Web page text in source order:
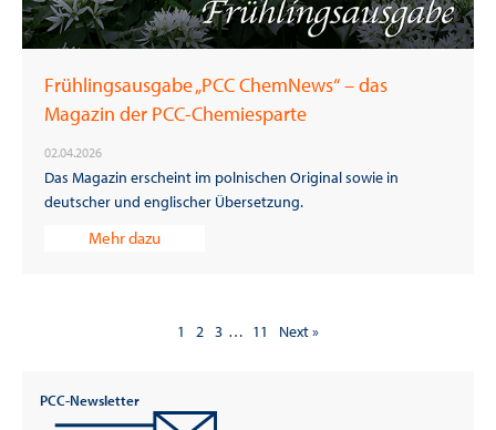
Frühlingsausgabe „PCC ChemNews“ – das
Magazin der PCC-Chemiesparte
02.04.2026
Das Magazin erscheint im polnischen Original sowie in
deutscher und englischer Übersetzung.
Mehr dazu
1 2 3 … 11 Next »
PCC-Newsletter